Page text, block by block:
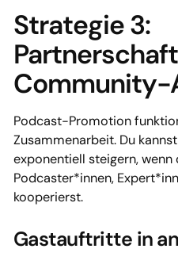
Strategie 3:
Community-
Podcast-Promotion
Zusammenarbeit. Du
exponentiell steigern,
Podcaster*innen,
kooperierst.
Gastauftritte in